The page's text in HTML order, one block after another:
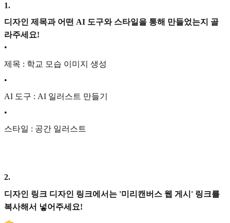
1.
디자인 제목과 어떤 AI 도구와 스타일을 통해 만들었는지 골
라주세요!
•
제목 : 학교 모습 이미지 생성
•
AI 도구 : AI 일러스트 만들기
•
스타일 : 공간 일러스트
2.
디자인 링크 디자인 링크에서는 '미리캔버스 웹 게시' 링크를
복사해서 넣어주세요!